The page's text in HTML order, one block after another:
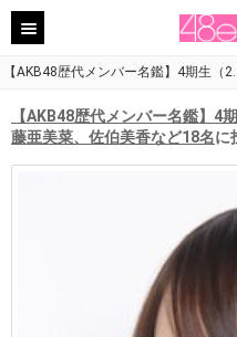
【AKB48歴代メンバー名鑑】4期生（
【AKB48歴代メンバー名鑑】4
藤亜美菜、佐伯美香など18名に